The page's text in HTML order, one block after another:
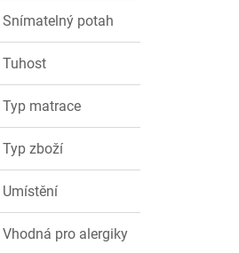
Snímatelný potah
Tuhost
Typ matrace
Typ zboží
Umístění
Vhodná pro alergiky